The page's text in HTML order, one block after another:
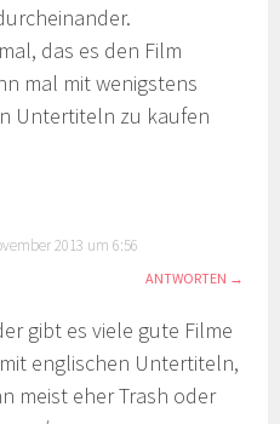
das es den Film
mal mit wenigstens
Untertiteln zu kaufen
2013 um 6:56
ANTWORTEN
gibt es viele gute Filme
englischen Untertiteln,
meist eher Trash oder